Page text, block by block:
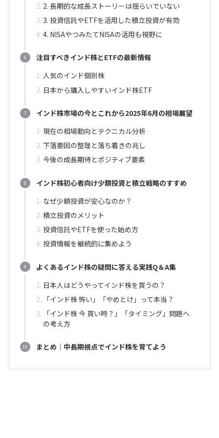
2. 長期的な成長ストーリーは揺らいでいない
3. 投資信託やETFを活用した積立投資が有効
4. NISAやつみたてNISAの活用も視野に
注目すべきインド株とETFの最新情報
人気のインド個別株
日本から購入しやすいインド株ETF
インド株市場の今とこれから2025年6月の相場展望
現在の相場動向とテクニカル分析
下落要因の整理と落ち着きの兆し
今後の成長期待とポジティブ要素
インド株初心者向け少額投資と積立戦略のすすめ
なぜ少額投資が安心なのか？
積立投資のメリット
投資信託やETFを使った始め方
投資情報を継続的に集めよう
よくあるインド株の疑問に答える実践Q＆A集
日本人はどうやってインド株を買うの？
「インド株 怖い」「やめとけ」って本当？
「インド株 今 買い時？」「タイミング」問題へ
の考え方
まとめ｜中長期視点でインド株を育てよう